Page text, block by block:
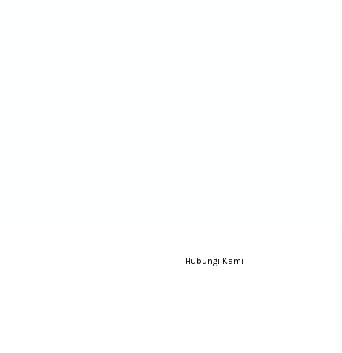
Hubungi Kami